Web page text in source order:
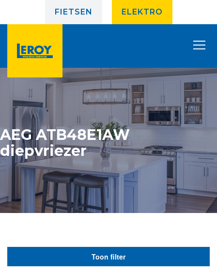
FIETSEN ELEKTRO
AEG ATB48E1AW
diepvriezer
Toon filter